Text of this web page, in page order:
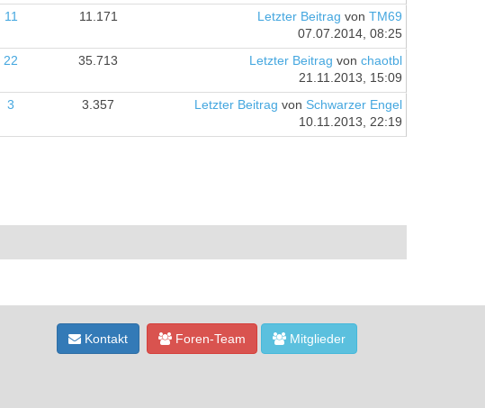
11 11.171 Letzter Beitrag von TM69
07.07.2014, 08:25
22 35.713 Letzter Beitrag von chaotbl
21.11.2013, 15:09
3 3.357 Letzter Beitrag von Schwarzer Engel
10.11.2013, 22:19
Kontakt Foren-Team Mitglieder